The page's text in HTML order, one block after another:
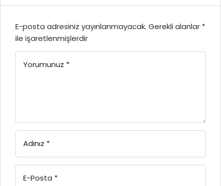
E-posta adresiniz yayınlanmayacak. Gerekli alanlar *
ile işaretlenmişlerdir
Yorumunuz *
Adınız *
E-Posta *